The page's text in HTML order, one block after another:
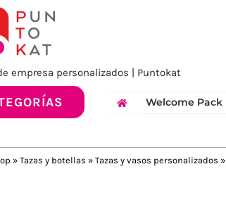
empresa personalizados | Puntokat
Welcome Pack
» Tazas y botellas » Tazas y vasos personalizados »